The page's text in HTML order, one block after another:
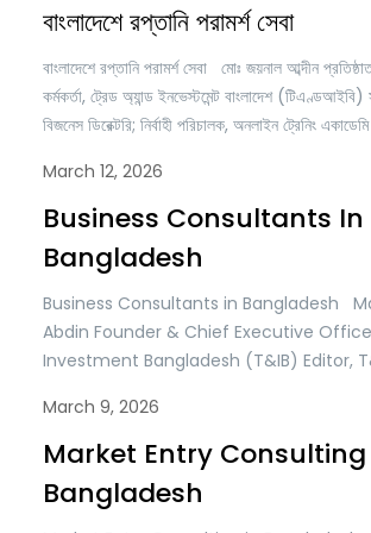
বেশি গুরুত্বপূর্ণ হয়ে উঠেছে। দেশটি আর…
বাংলাদেশে রপ্তানি পরামর্শ সেবা
বাংলাদেশে রপ্তানি পরামর্শ সেবা মোঃ জয়নাল আব্দীন
কর্মকর্তা, ট্রেড অ্যান্ড ইনভেস্টমেন্ট বাংলাদেশ
বিজনেস ডিরেক্টরি; নির্বাহী পরিচালক, অনলাইন ট্রেনিং
এশিয়ার অন্যতম সম্ভাবনাময় রপ্তানিমুখী অর্থনীতিতে পরিণত
দশকে দেশটি সীমিত উৎপাদনভিত্তিক অর্থনীতির আগের…
March 12, 2026
Business Consultants In
Bangladesh
Business Consultants in Bangladesh
Abdin Founder & Chief Executive
Investment Bangladesh (T&IB) Editor,
Academy (OTA) Secretary General,
Chamber of Commerce & Industry
Bangladesh has emerged as one of
growing economies in Asia and a rising
March 9, 2026
Market Entry Consulting
Bangladesh